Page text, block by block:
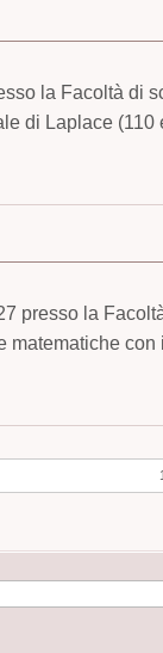
la Facoltà di
di Laplace
presso la
matematiche